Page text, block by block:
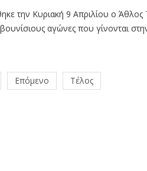
την Κυριακή 9 Απριλίου ο
αγώνες που γίνονται
Επόμενο Τέλος